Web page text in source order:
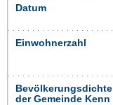
Datum
Einwohnerzahl
Bevölkerungsdichte
der Gemeinde Kenn